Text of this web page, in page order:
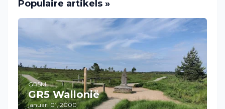
Populaire artikels »
GR5M
GR5 Wallonië
januari 01, 2000